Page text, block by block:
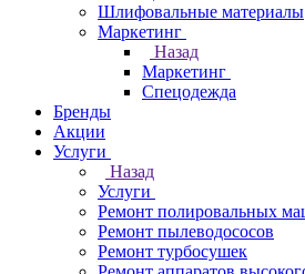
Шлифовальные материалы
Маркетинг
Назад
Маркетинг
Спецодежда
Бренды
Акции
Услуги
Назад
Услуги
Ремонт полировальных
Ремонт пылеводососов
Ремонт турбосушек